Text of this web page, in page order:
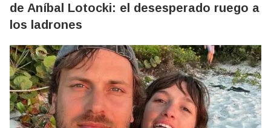
de Aníbal Lotocki: el desesperado ruego a
los ladrones